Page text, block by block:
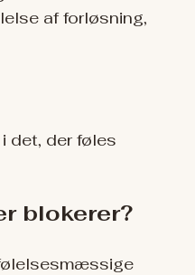
af forløsning,
det, der føles
blokerer?